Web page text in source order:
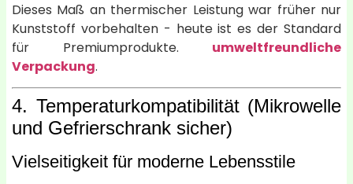
Dieses Maß an thermischer Leistung war früher nur
Kunststoff vorbehalten - heute ist es der Standard
für Premiumprodukte. umweltfreundliche
Verpackung.
4. Temperaturkompatibilität (Mikrowelle
und Gefrierschrank sicher)
Vielseitigkeit für moderne Lebensstile